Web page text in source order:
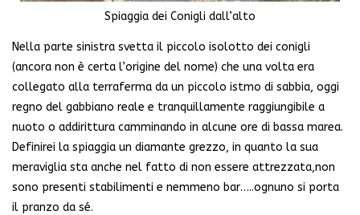
Spiaggia dei Conigli dall’alto
Nella parte sinistra svetta il piccolo isolotto dei conigli
(ancora non è certa l’origine del nome) che una volta era
collegato alla terraferma da un piccolo istmo di sabbia, oggi
regno del gabbiano reale e tranquillamente raggiungibile a
nuoto o addirittura camminando in alcune ore di bassa marea.
Definirei la spiaggia un diamante grezzo, in quanto la sua
meraviglia sta anche nel fatto di non essere attrezzata,non
sono presenti stabilimenti e nemmeno bar…..ognuno si porta
il pranzo da sé.